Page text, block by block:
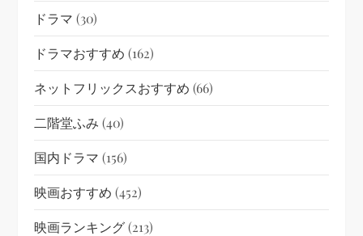
ドラマ (30)
ドラマおすすめ (162)
ネットフリックスおすすめ (66)
二階堂ふみ (40)
国内ドラマ (156)
映画おすすめ (452)
映画ランキング(213)